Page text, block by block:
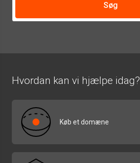
Søg
Hvordan kan vi hjælpe idag?
Køb et domæne